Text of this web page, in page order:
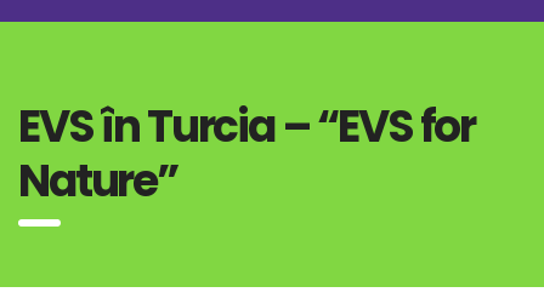
EVS în Turcia – “EVS for
Nature”